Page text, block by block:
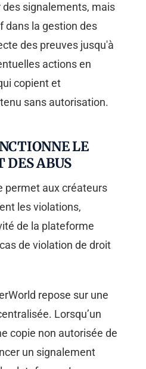
des signalements, mais
dans la gestion des
des preuves jusqu'à
actions en
copient et
sans autorisation.
LE
DES ABUS
permet aux créateurs
les violations,
de la plateforme
de violation de droit
repose sur une
Lorsqu’un
copie non autorisée de
un signalement